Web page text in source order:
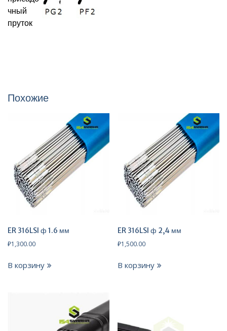
Похожие
ER 316LSI ф 1.6 мм
₽1,300.00
В корзину
ER 316LSI ф 2,4 мм
₽1,500.00
В корзину